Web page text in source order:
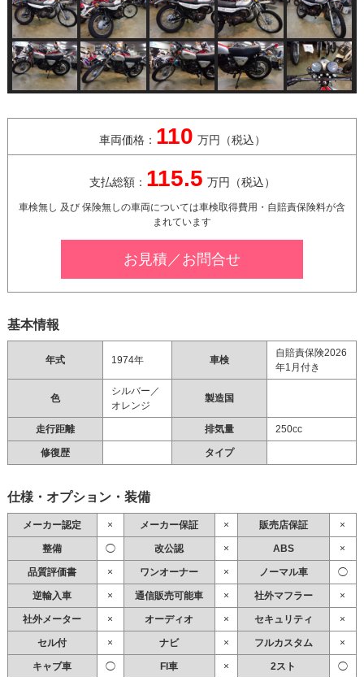
基本情報
年式 1974年 車検
自賠責保険2026
年1月付き
色
シルバー／
オレンジ
製造国
走行距離 排気量 250cc
修復歴 タイプ
仕様・オプション・装備
メーカー認定 × メーカー保証 × 販売店保証 ×
整備 ◯ 改公認 × ABS ×
品質評価書 × ワンオーナー × ノーマル車 ◯
逆輸入車 × 通信販売可能車 × 社外マフラー ×
社外メーター × オーディオ × セキュリティ ×
セル付 × ナビ × フルカスタム ×
キャブ車 ◯ FI車 × 2スト ◯
車両価格： 110 万円（税込）
支払総額： 115.5 万円（税込）
車検無し 及び 保険無しの車両については車検取得費用・自賠責保険料が含
まれています
お見積／お問合せ